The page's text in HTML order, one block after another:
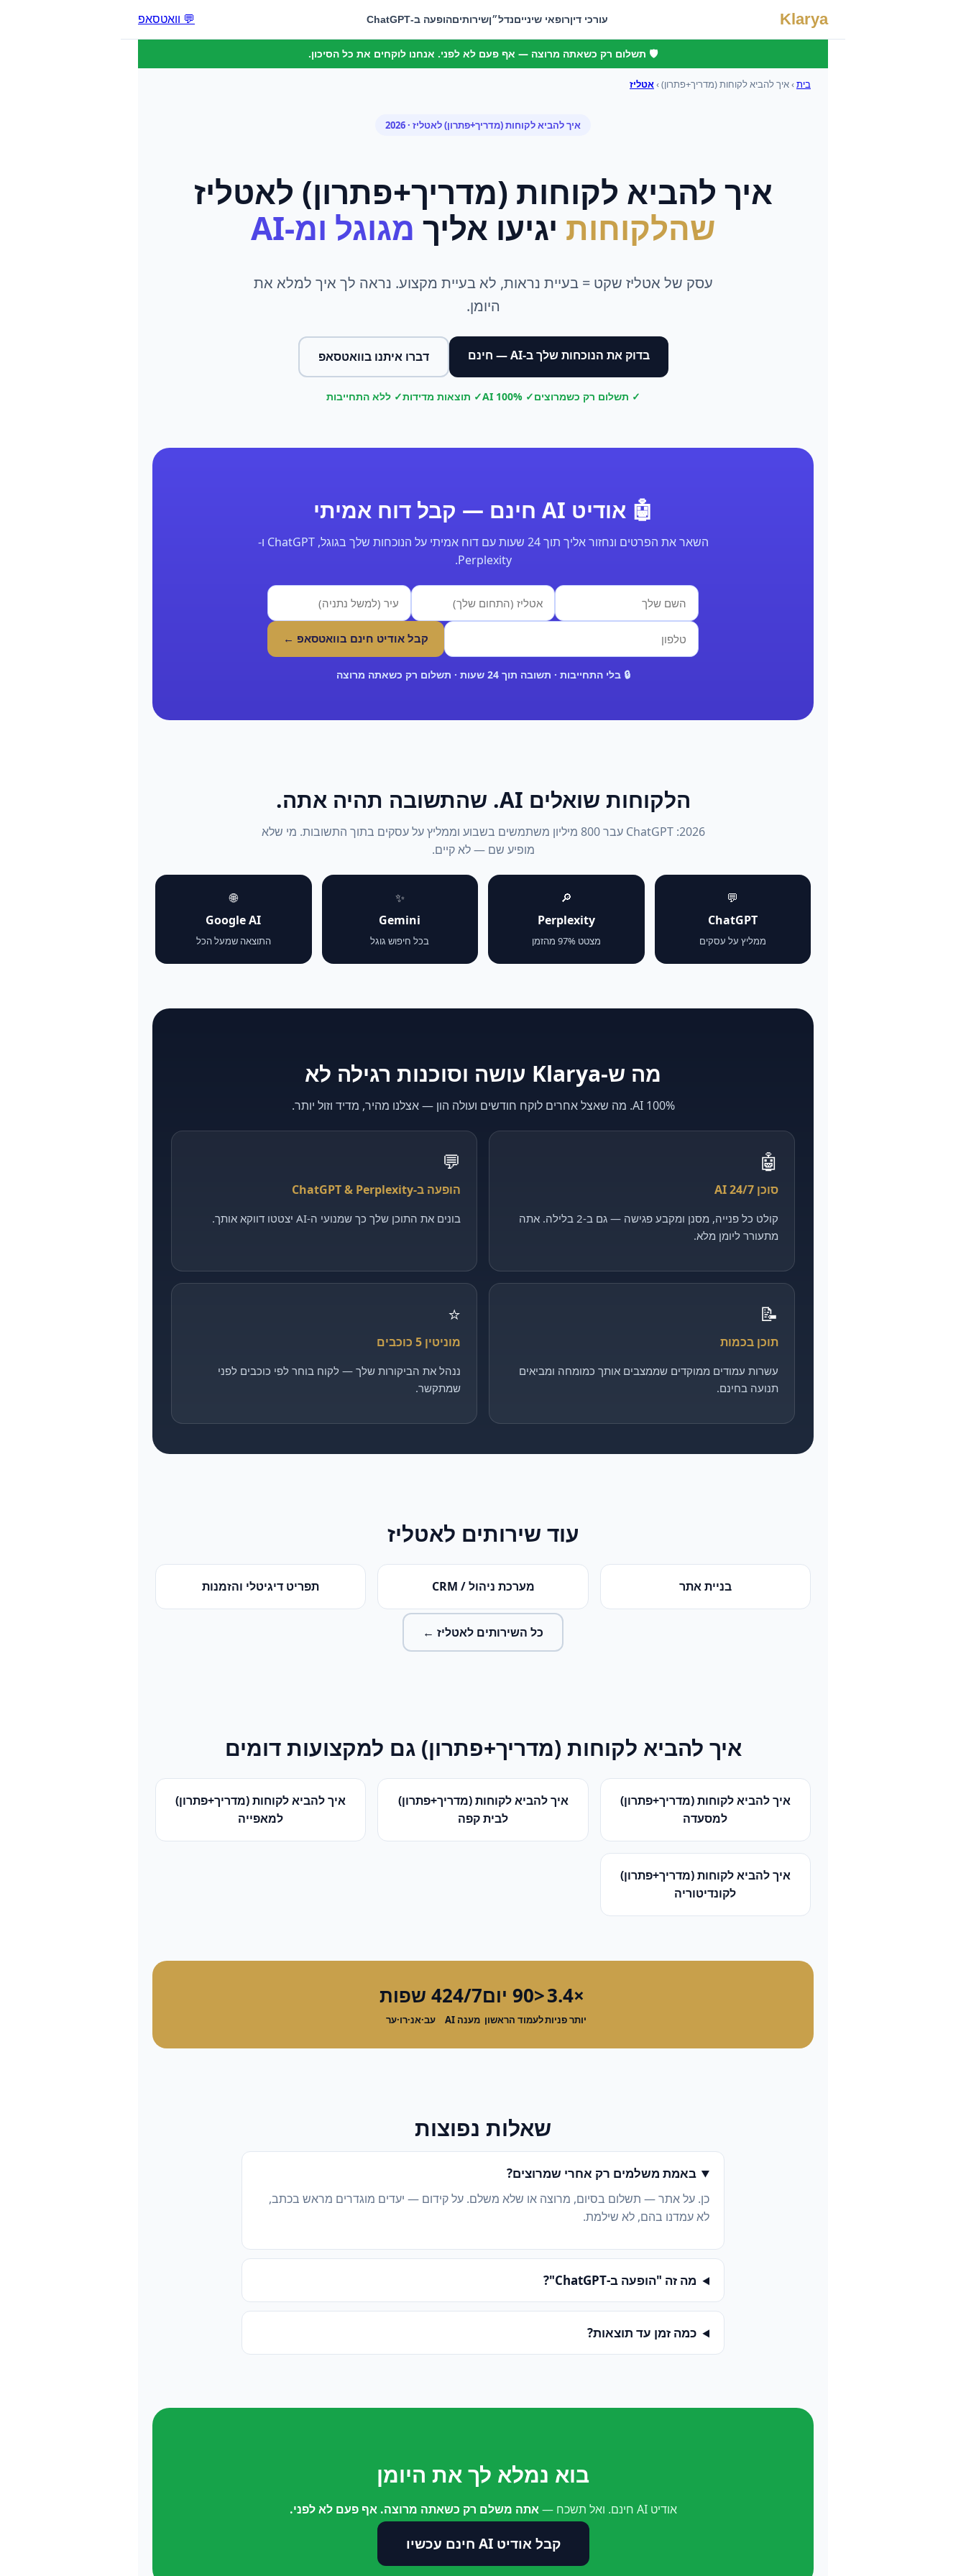
Klarya עורכי דיןרופאי שינייםנדל״ןשירותיםהופעה ב-ChatGPT 💬 וואטסאפ
🛡️ תשלום רק כשאתה מרוצה — אף פעם לא לפני. אנחנו לוקחים את כל הסיכון.
בית›איך להביא לקוחות (מדריך+פתרון)›אטליז
איך להביא לקוחות (מדריך+פתרון)לאטליז · 2026
איך להביא לקוחות (מדריך+פתרון) לאטליז
שהלקוחות יגיעו אליך מגוגל ומ-AI
עסק של אטליז שקט = בעיית נראות, לא בעיית מקצוע. נראה לך איך למלא את
היומן.
בדוק את הנוכחות שלך ב-AI — חינם דברו איתנו בוואטסאפ
✓ תשלום רק כשמרוצים✓ 100% AI ✓ תוצאות מדידות✓ ללא התחייבות
🤖 אודיט AI חינם — קבל דוח אמיתי
השאר את הפרטים ונחזור אליך תוך 24 שעות עם דוח אמיתי על הנוכחות שלך בגוגל, ChatGPT ו-
Perplexity.
קבל אודיט חינם בוואטסאפ ←
🔒 בלי התחייבות · תשובה תוך 24 שעות · תשלום רק כשאתה מרוצה
הלקוחות שואלים AI. שהתשובה תהיה אתה.
2026: ChatGPT עבר 800 מיליון משתמשים בשבוע וממליץ על עסקים בתוך התשובות. מי שלא
מופיע שם — לא קיים.
💬
ChatGPT
ממליץ על עסקים
🔎
Perplexity
מצטט 97% מהזמן
✨
Gemini
בכל חיפוש גוגל
🌐
Google AI
התוצאה שמעל הכל
מה ש-Klarya עושה וסוכנות רגילה לא
100% AI. מה שאצל אחרים לוקח חודשים ועולה הון — אצלנו מהיר, מדיד וזול יותר.
🤖
סוכן AI 24/7
קולט כל פנייה, מסנן ומקבע פגישה — גם ב-2 בלילה. אתה
מתעורר ליומן מלא.
💬
הופעה ב-ChatGPT & Perplexity
בונים את התוכן שלך כך שמנועי ה-AI יצטטו דווקא אותך.
📝
תוכן בכמות
עשרות עמודים ממוקדים שממצבים אותך כמומחה ומביאים
תנועה בחינם.
⭐
מוניטין 5 כוכבים
ננהל את הביקורות שלך — לקוח בוחר לפי כוכבים לפני
שמתקשר.
עוד שירותים לאטליז
בניית אתר מערכת ניהול / CRM תפריט דיגיטלי והזמנות
כל השירותים לאטליז ←
איך להביא לקוחות (מדריך+פתרון) גם למקצועות דומים
איך להביא לקוחות (מדריך+פתרון)
למסעדה
איך להביא לקוחות (מדריך+פתרון)
לבית קפה
איך להביא לקוחות (מדריך+פתרון)
למאפייה
איך להביא לקוחות (מדריך+פתרון)
לקונדיטוריה
×3.4
יותר פניות
<90 יום
לעמוד הראשון
24/7
מענה AI
4 שפות
עב·אנ·רו·ער
שאלות נפוצות
באמת משלמים רק אחרי שמרוצים?
כן. על אתר — תשלום בסיום, מרוצה או שלא משלם. על קידום — יעדים מוגדרים מראש בכתב,
לא עמדנו בהם, לא שילמת.
מה זה "הופעה ב-ChatGPT"?
כמה זמן עד תוצאות?
בוא נמלא לך את היומן
אודיט AI חינם. ואל תשכח — אתה משלם רק כשאתה מרוצה. אף פעם לא לפני.
קבל אודיט AI חינם עכשיו